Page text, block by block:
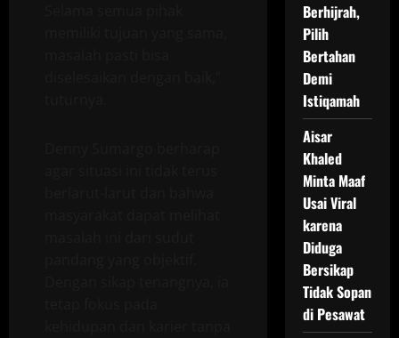
Berhijrah,
Pilih
Bertahan
Demi
Istiqamah
Aisar
Khaled
Minta Maaf
Usai Viral
karena
Diduga
Bersikap
Tidak Sopan
di Pesawat